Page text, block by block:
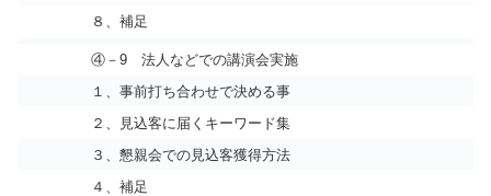
８、補足
④－9 法人などでの講演会実施
１、事前打ち合わせで決める事
２、見込客に届くキーワード集
３、懇親会での見込客獲得方法
４、補足